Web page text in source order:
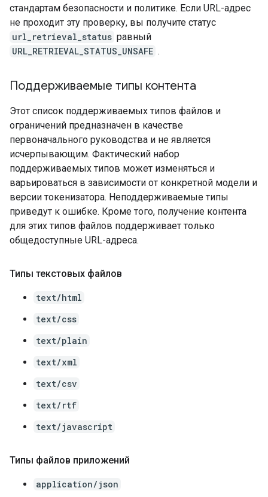
стандартам безопасности и политике. Если URL-адрес
не проходит эту проверку, вы получите статус
url_retrieval_status равный
URL_RETRIEVAL_STATUS_UNSAFE .
Поддерживаемые типы контента
Этот список поддерживаемых типов файлов и
ограничений предназначен в качестве
первоначального руководства и не является
исчерпывающим. Фактический набор
поддерживаемых типов может изменяться и
варьироваться в зависимости от конкретной модели и
версии токенизатора. Неподдерживаемые типы
приведут к ошибке. Кроме того, получение контента
для этих типов файлов поддерживает только
общедоступные URL-адреса.
Типы текстовых файлов
text/html
text/css
text/plain
text/xml
text/csv
text/rtf
text/javascript
Типы файлов приложений
application/json